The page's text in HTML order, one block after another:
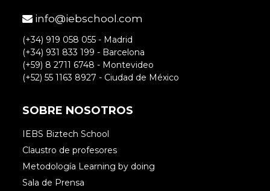
info@iebschool.com
(+34) 919 058 055 - Madrid
(+34) 931 833 199 - Barcelona
(+59) 8 2711 6748 - Montevideo
(+52) 55 1163 8927 - Ciudad de México
SOBRE NOSOTROS
IEBS Biztech School
Claustro de profesores
Metodología Learning by doing
Sala de Prensa